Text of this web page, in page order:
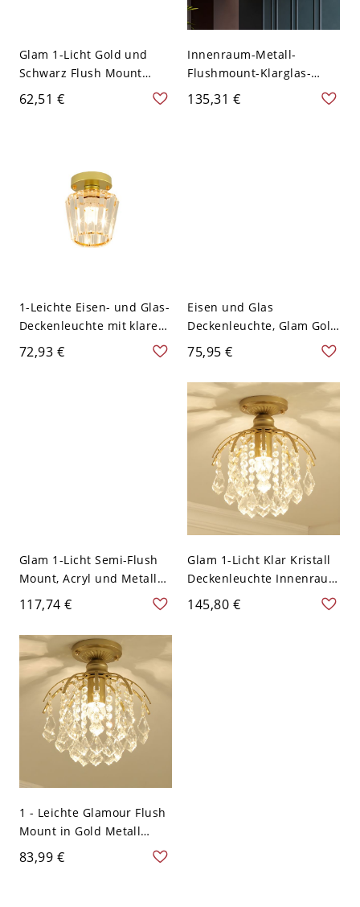
Glam 1-Licht Gold und
Schwarz Flush Mount
Licht mit klarem
Glasschirm - 110V-120V
62,51 €
Innenraum-Metall-
Flushmount-Klarglas-
Schatten-
Deckenbeleuchtung -
135,31 €
1-Leichte Eisen- und Glas-
Deckenleuchte mit klarem
Glasschirm in Gold und
Schwarz - Golden 110V-
72,93 €
Eisen und Glas
Deckenleuchte, Glam Gold
und Klar - 110V-120V
Würfel
75,95 €
Glam 1-Licht Semi-Flush
Mount, Acryl und Metall
Semi-Flush in Gold - 110V-
120V 31,75 cm
117,74 €
Glam 1-Licht Klar Kristall
Deckenleuchte Innenraum
Flushmount in Gold -
110V-120V 29,21 cm
145,80 €
1 - Leichte Glamour Flush
Mount in Gold Metall
Deckenhalterung mit
hängenden Kristallen -
83,99 €